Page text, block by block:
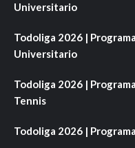
Universitario
Todoliga 2026 |
Universitario
Todoliga 2026 |
Tennis
Todoliga 2026 |